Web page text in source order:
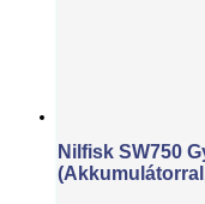
Nilfisk SW750